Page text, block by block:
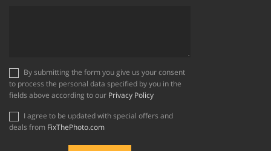
to process the personal data specified by you in the
fields above according to our Privacy Policy
deals from FixThePhoto.com